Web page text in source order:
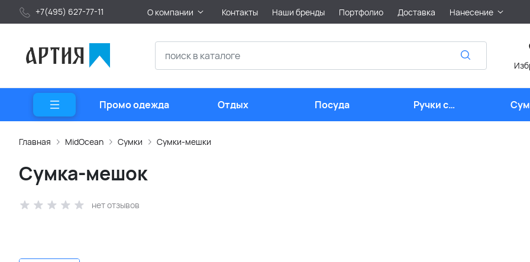
+7(495) 627-77-11 О компании Контакты Наши бренды Портфолио Доставка Нанесение
Промо одежда Отдых Посуда
Ручки с
логотипом
Главная MidOcean Сумки Сумки-мешки
Сумка-мешок
нет отзывов